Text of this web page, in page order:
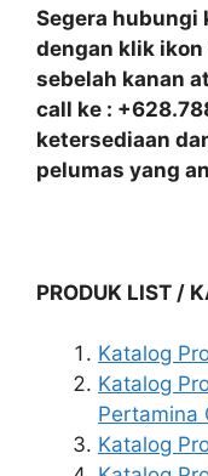
Segera hubungi
dengan klik
sebelah kanan
call ke :
ketersediaan
pelumas yang
PRODUK LIST /
Katalog
Katalog
Pertamina
Katalog